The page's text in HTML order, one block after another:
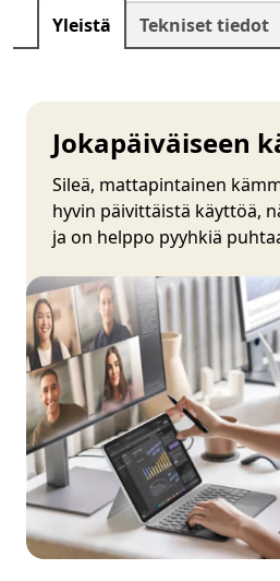
Yleistä Tekniset tiedot
Jokapäiväiseen
Sileä, mattapintainen
hyvin päivittäistä käyttöä,
ja on helppo pyyhkiä